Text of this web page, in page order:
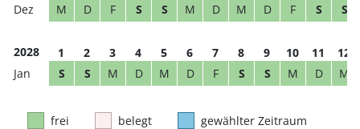
M
D F S S M D M D F S S
2028 1 2 3 4 5 6 7 8 9 10 11
12
S
S M D M D F S S M D M
frei belegt gewählter Zeitraum